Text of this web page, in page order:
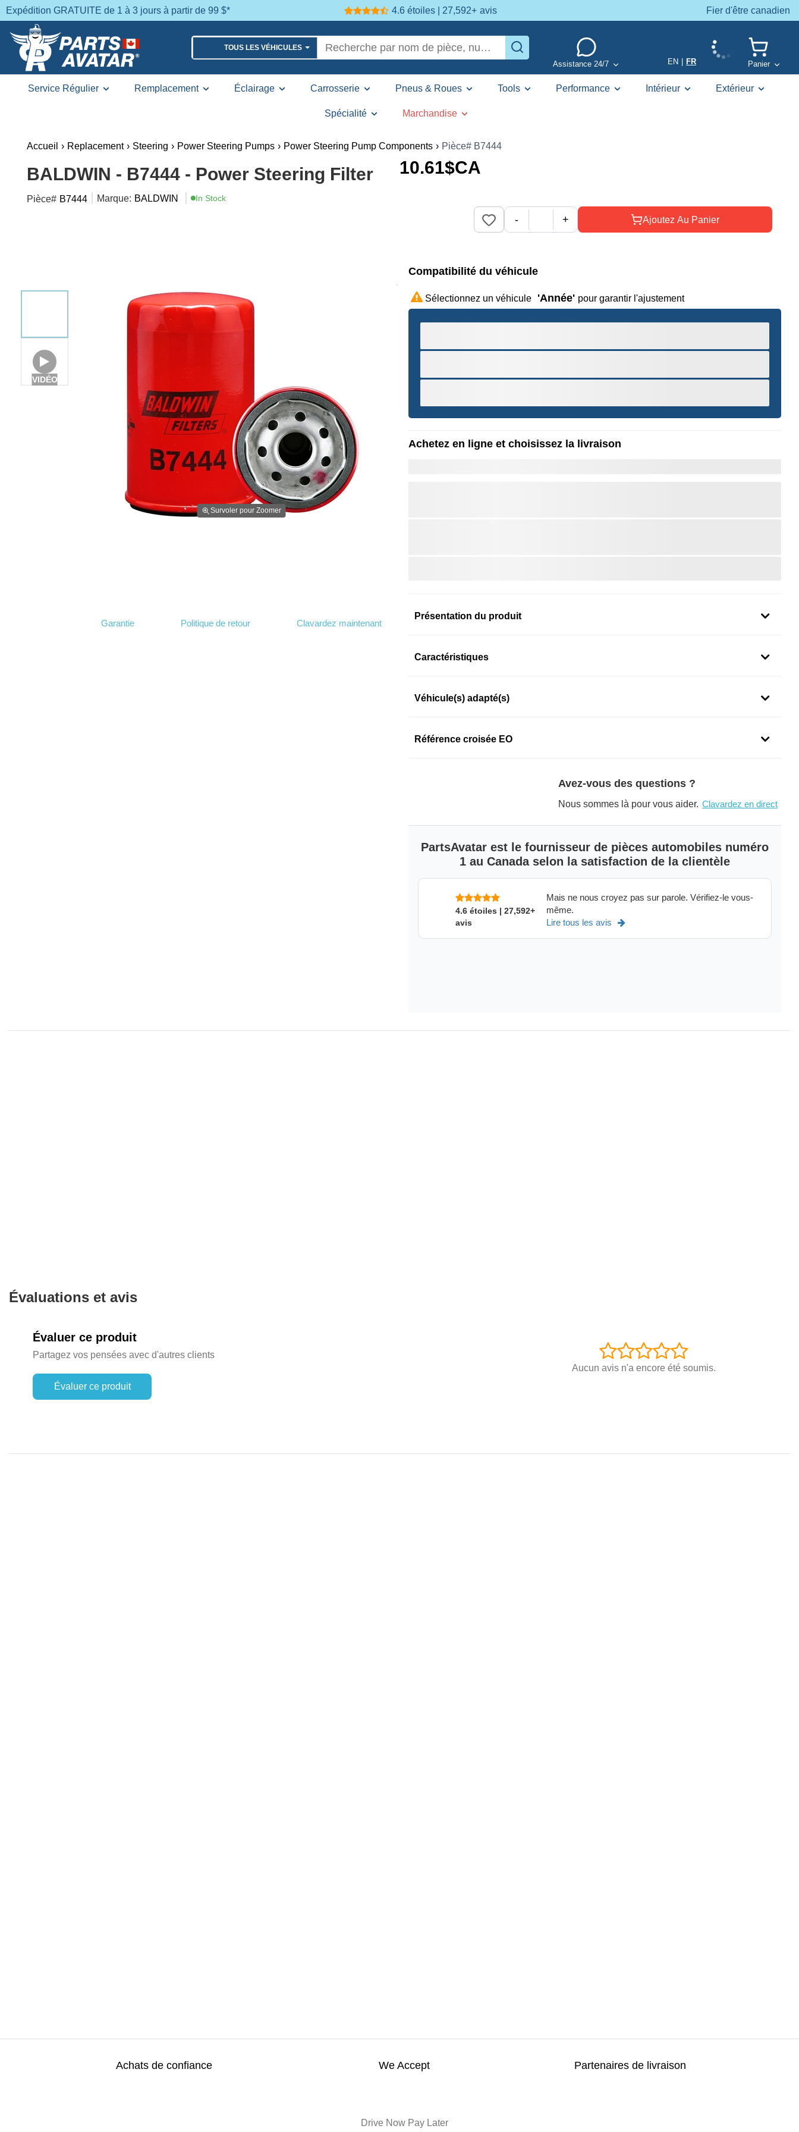
Expédition GRATUITE de 1 à 3 jours à partir de 99 $* 4.6 étoiles | 27,592+ avis Fier d'être canadien
TOUS LES VÉHICULES
Assistance 24/7 EN FR Panier
Service Régulier Remplacement Éclairage Carrosserie Pneus & Roues Tools Performance Intérieur Extérieur
Spécialité Marchandise
Accueil › Replacement › Steering › Power Steering Pumps › Power Steering Pump Components › Pièce# B7444
BALDWIN - B7444 - Power Steering Filter
Pièce# B7444 Marque: BALDWIN In Stock
10.61$CA
Ajoutez Au Panier
- +
Survoler pour Zoomer
Garantie Politique de retour Clavardez maintenant
VIDÉO
Compatibilité du véhicule
Sélectionnez un véhicule 'Année' pour garantir l'ajustement
Achetez en ligne et choisissez la livraison
Présentation du produit
SKU: 36p4xzqooe
Caractéristiques
Véhicule(s) adapté(s)
Référence croisée EO
Avez-vous des questions ?
Nous sommes là pour vous aider. Clavardez en direct
PartsAvatar est le fournisseur de pièces automobiles numéro
1 au Canada selon la satisfaction de la clientèle
4.6 étoiles | 27,592+
avis
Mais ne nous croyez pas sur parole. Vérifiez-le vous-
même.
Lire tous les avis
Évaluations et avis
Évaluer ce produit
Partagez vos pensées avec d'autres clients
Évaluer ce produit
Aucun avis n'a encore été soumis.
Achats de confiance We Accept
Drive Now Pay Later
Partenaires de livraison